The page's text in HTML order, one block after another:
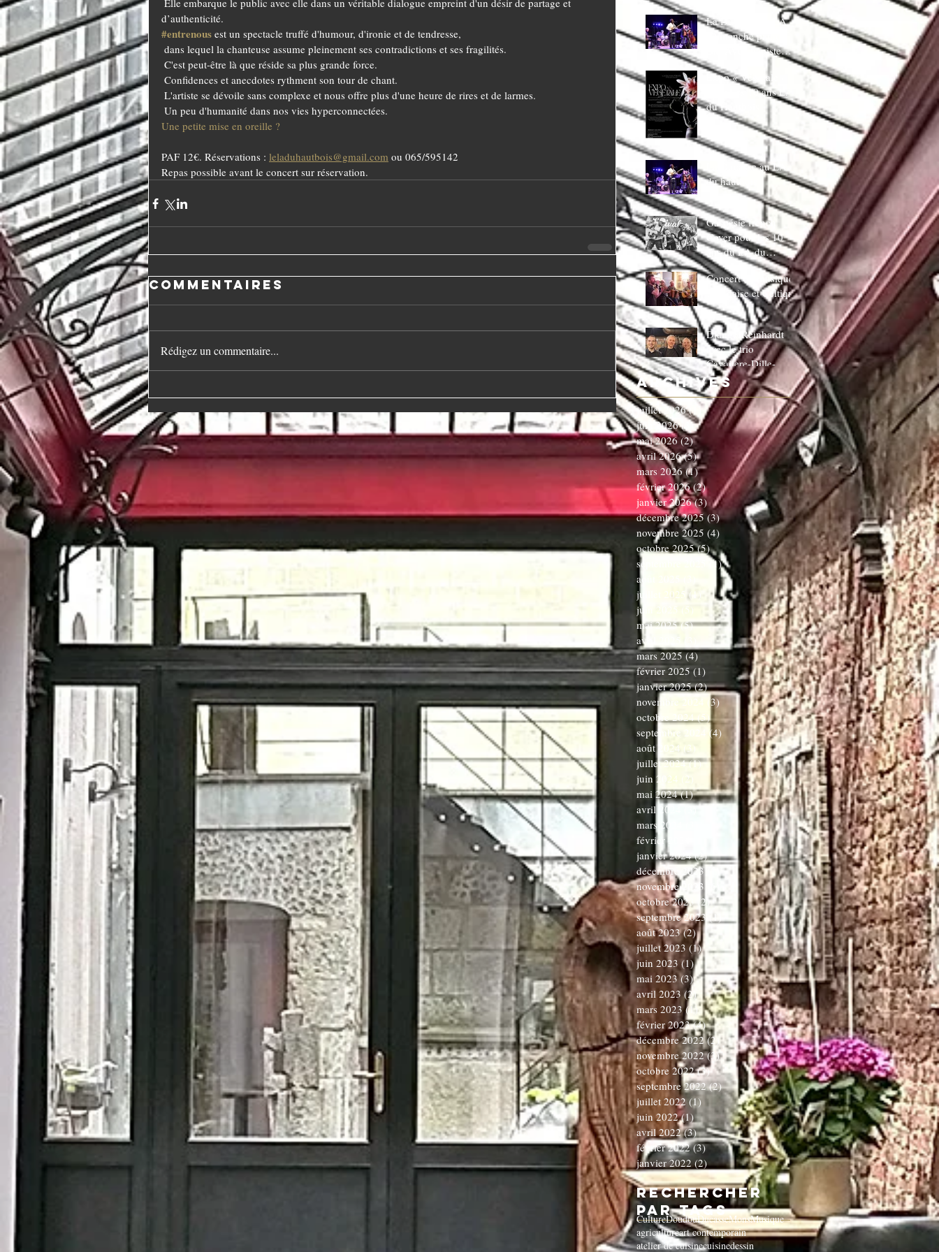
d’authenticité.
#entrenous est un spectacle truffé d'humour, d'ironie et de tendresse,
dans lequel la chanteuse assume pleinement ses contradictions et ses fragilités.
C'est peut-être là que réside sa plus grande force.
Confidences et anecdotes rythment son tour de chant.
L'artiste se dévoile sans complexe et nous offre plus d'une heure de rires et de larmes.
Un peu d'humanité dans nos vies hyperconnectées.
Une petite mise en oreille ?
PAF 12€. Réservations : leladuhautbois@gmail.com ou 065/595142
Repas possible avant le concert sur réservation.
Commentaires
Rédigez un commentaire...
La Ducasse au LA
:Dimanche piano
Bar AVec bapiste
coppens
Expo « Végetale »
pour Les 10 ans LA
du Hautbois
La Ducasse au LA
du hautbois
Gaspésie french
Cover pour les 10
ans du LA du
Hautbois
Concert de musique
Irlandaise et Celtique
Django Reinhardt
avec le trio
Cavaliere-Dille-
Dardenne!!!!!!C'EST
COMPLET!!!!
Archives
juillet 2026 (1)1 post
juin 2026 (3)3 posts
mai 2026 (2)2 posts
avril 2026 (5)5 posts
mars 2026 (1)1 post
février 2026 (2)2 posts
janvier 2026 (3)3 posts
décembre 2025 (3)3 posts
novembre 2025 (4) 4 posts
octobre 2025 (5)5 posts
septembre 2025
(1)1 post
août 2025
3 posts
juillet 2025 (1)
1 post
juin 2025
(5) 5 posts
mai 2025 (5)5 posts
avril 2025
3 posts
mars 2025 (4)4 posts
février 2025 (1)
janvier 2025 (2)2 posts
novembre 2024 (3) 3 posts
octobre 2024 (5)5 posts
septembre 2024 (4) 4 posts
août 2024 (3) 3 posts
juillet 2024 (1)1 post
juin 2024 (2) 2 posts
mai 2024 (1)1 post
avril 2024 (3)3 posts
mars 2024
février 2024
janvier 2024 (2)2 posts
décembre 2023 (1)
1 post
novembre 2023
(6)
6 posts
octobre 2023 (2)2 posts
septembre 2023 (1)
août 2023 (2)2 posts
juillet 2023 (1)1 post
juin 2023 (1)1 post
mai 2023 (3)3 posts
avril 2023 (2)2 posts
mars 2023 (1)1 post
février 2023 (4)4 posts
décembre 2022 (2)2 posts
novembre 2022 (3)3 posts
octobre 2022 (3)3 posts
septembre 2022 (2)2 posts
juillet 2022 (1) 1 post
juin 2022 (1)1 post
avril 2022 (3)3 posts
février 2022 (3)3 posts
janvier 2022 (2)2 posts
Rechercher
par Tags
CultureDoudouDucasseMonsMusique
agricultureart contemporain
atelier de cuisinecuisinedessin